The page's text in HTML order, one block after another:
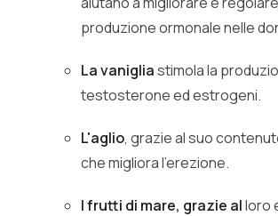
produzione ormonale nelle
La vanigliastimola la
testosterone ed estrogeni.
L'aglio, grazie al suo
che migliora l'erezione.
I frutti di mare, grazie alloro